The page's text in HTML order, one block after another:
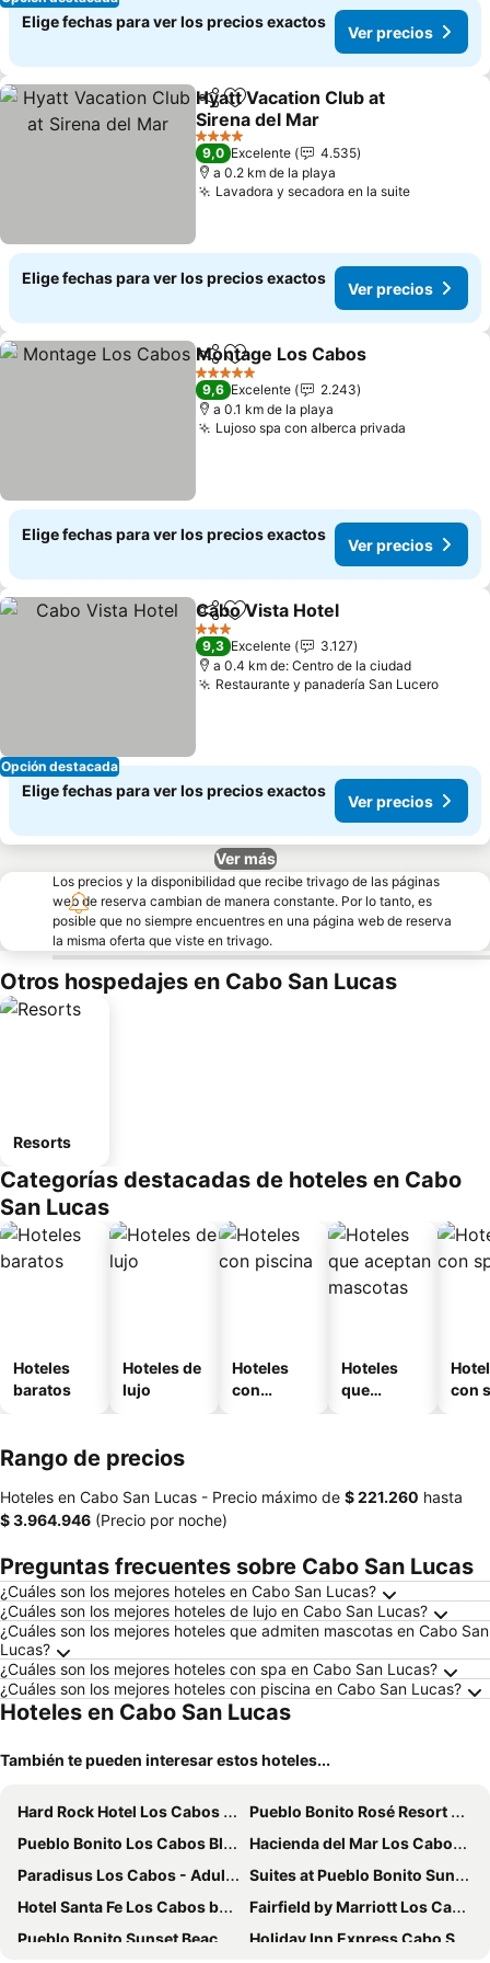
Elige fechas para ver los precios exactos
Ver precios
CompartirAgregar a favoritos
Hyatt Vacation Club at
Sirena del Mar
4 Estrellas
9,0 Excelente
4.535
a 0.2 km de la playa
Lavadora y secadora en la suite
Elige fechas para ver los precios exactos
Ver precios
CompartirAgregar a favoritos
Montage Los Cabos
5 Estrellas
9,6 Excelente
2.243
a 0.1 km de la playa
Lujoso spa con alberca privada
Elige fechas para ver los precios exactos
Ver precios
Opción destacada
CompartirAgregar a favoritos
Cabo Vista Hotel
3 Estrellas
9,3 Excelente
3.127
a 0.4 km de: Centro de la ciudad
Restaurante y panadería San Lucero
Elige fechas para ver los precios exactos
Ver precios
Ver más
Los precios y la disponibilidad que recibe trivago de las páginas
web de reserva cambian de manera constante. Por lo tanto, es
posible que no siempre encuentres en una página web de reserva
la misma oferta que viste en trivago.
Otros hospedajes en Cabo San Lucas
Resorts
Categorías destacadas de hoteles en Cabo
San Lucas
Hoteles
baratos
Hoteles de
lujo
Hoteles
con
Hoteles
que
con
Rango de precios
Hoteles en Cabo San Lucas - Precio máximo de ‎$ 221.260 hasta
‎$ 3.964.946 (Precio por noche)
Preguntas frecuentes sobre Cabo San Lucas
¿Cuáles son los mejores hoteles en Cabo San Lucas?
¿Cuáles son los mejores hoteles de lujo en Cabo San Lucas?
¿Cuáles son los mejores hoteles que admiten mascotas en Cabo San
Lucas?
¿Cuáles son los mejores hoteles con spa en Cabo San Lucas?
¿Cuáles son los mejores hoteles con piscina en Cabo San Lucas?
Hoteles en Cabo San Lucas
También te pueden interesar estos hoteles...
Hard Rock Hotel Los Cabos - All Inclusive
Pueblo Bonito Rosé Resort & Spa
Pueblo Bonito Los Cabos Blanco Beach Resort - All Inclusive
Hacienda del Mar Los Cabos, Autograph Collection
Paradisus Los Cabos - Adults only - The Leading Hotels of the World
Suites at Pueblo Bonito Sunset Beach Cabo San Lucas Golf and Spa
Hotel Santa Fe Los Cabos by Villa Group
Fairfield by Marriott Los Cabos
Pueblo Bonito Sunset Beach Golf & Spa Resort
Holiday Inn Express Cabo San Lucas By Ihg